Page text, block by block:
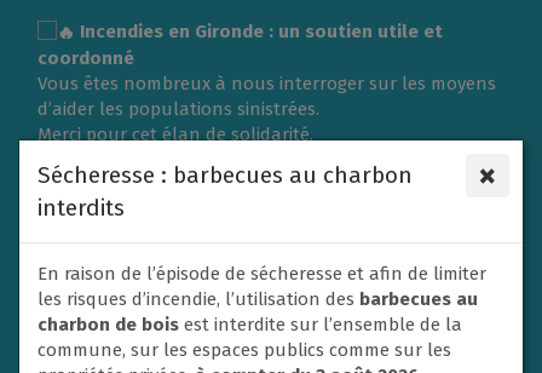
Incendies en Gironde : un soutien utile et
coordonné
Vous êtes nombreux à nous interroger sur les moyens
d’aider les populations sinistrées.
Merci pour cet élan de solidarité.
matériel nécessite une logistique importante et doit
répondre aux besoins exprimés sur place.
des Maires de France (AMF) et à la Protection civile en
privilégiant un soutien financier afin de contribuer
efficacement aux secours et à l’aide apportée aux
victimes.
Un don va donc être adressé dans ce sens par la ville
×
Sécheresse : barbecues au charbon
interdits
En raison de l’épisode de sécheresse et afin de limiter
les risques d’incendie, l’utilisation des barbecues au
charbon de bois est interdite sur l’ensemble de la
commune, sur les espaces publics comme sur les